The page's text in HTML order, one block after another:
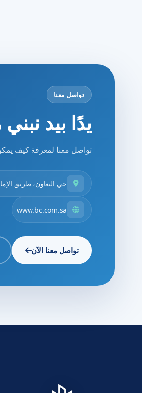
تواصل معنا
يدًا بيد
تواصل معنا لمعرفة كيف
حي التعاون، طريق
www.bc.com.sa
تواصل معنا الآن